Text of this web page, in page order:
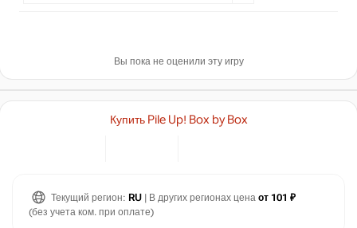
Вы пока не оценили эту игру
Купить Pile Up! Box by Box
Текущий регион: RU | В других регионах цена от 101 ₽
(без учета ком. при оплате)